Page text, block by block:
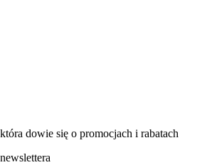
dowie się o promocjach i rabatach